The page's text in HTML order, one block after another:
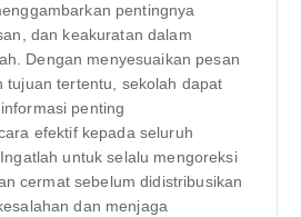
pentingnya
dan keakuratan dalam
Dengan menyesuaikan pesan
tujuan tertentu, sekolah dapat
penting
efektif kepada seluruh
untuk selalu mengoreksi
cermat sebelum didistribusikan
dan menjaga